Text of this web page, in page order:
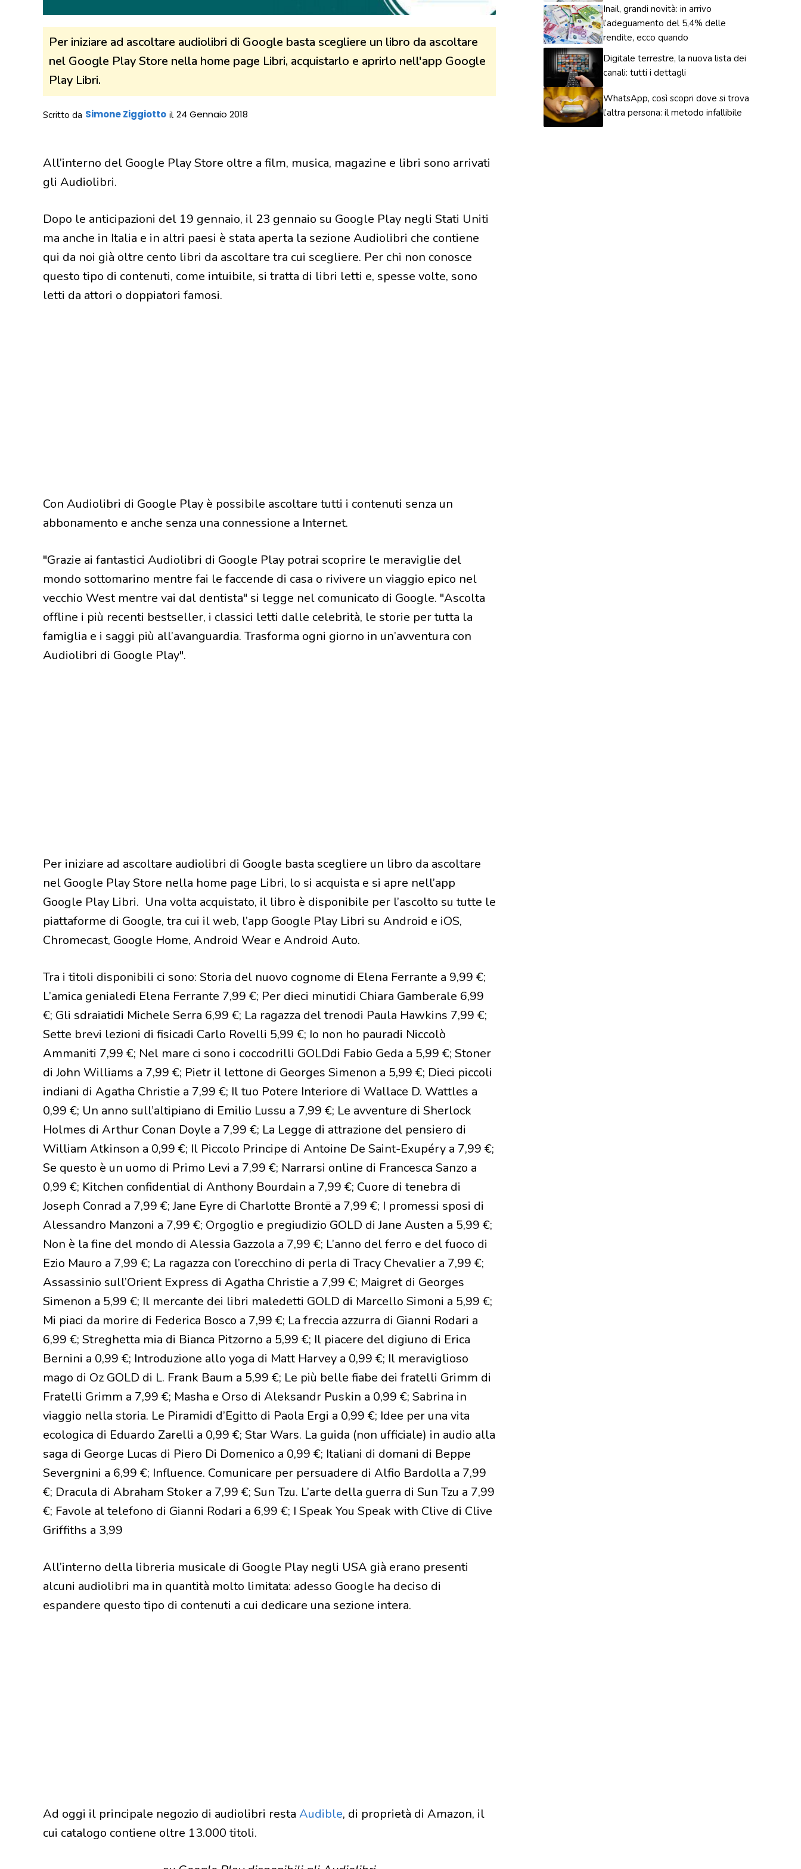
Per iniziare ad ascoltare audiolibri di Google basta scegliere un libro da ascoltare
nel Google Play Store nella home page Libri, acquistarlo e aprirlo nell'app Google
Play Libri.
Scritto da Simone Ziggiotto il 24 Gennaio 2018
All’interno del Google Play Store oltre a film, musica, magazine e libri sono arrivati
gli Audiolibri.
Dopo le anticipazioni del 19 gennaio, il 23 gennaio su Google Play negli Stati Uniti
ma anche in Italia e in altri paesi è stata aperta la sezione Audiolibri che contiene
qui da noi già oltre cento libri da ascoltare tra cui scegliere. Per chi non conosce
questo tipo di contenuti, come intuibile, si tratta di libri letti e, spesse volte, sono
letti da attori o doppiatori famosi.
Con Audiolibri di Google Play è possibile ascoltare tutti i contenuti senza un
abbonamento e anche senza una connessione a Internet.
"Grazie ai fantastici Audiolibri di Google Play potrai scoprire le meraviglie del
mondo sottomarino mentre fai le faccende di casa o rivivere un viaggio epico nel
vecchio West mentre vai dal dentista" si legge nel comunicato di Google. "Ascolta
offline i più recenti bestseller, i classici letti dalle celebrità, le storie per tutta la
famiglia e i saggi più all’avanguardia. Trasforma ogni giorno in un’avventura con
Audiolibri di Google Play".
Per iniziare ad ascoltare audiolibri di Google basta scegliere un libro da ascoltare
nel Google Play Store nella home page Libri, lo si acquista e si apre nell’app
Google Play Libri. Una volta acquistato, il libro è disponibile per l’ascolto su tutte le
piattaforme di Google, tra cui il web, l’app Google Play Libri su Android e iOS,
Chromecast, Google Home, Android Wear e Android Auto.
Tra i titoli disponibili ci sono: Storia del nuovo cognome di Elena Ferrante a 9,99 €;
L’amica genialedi Elena Ferrante 7,99 €; Per dieci minutidi Chiara Gamberale 6,99
€; Gli sdraiatidi Michele Serra 6,99 €; La ragazza del trenodi Paula Hawkins 7,99 €;
Sette brevi lezioni di fisicadi Carlo Rovelli 5,99 €; Io non ho pauradi Niccolò
Ammaniti 7,99 €; Nel mare ci sono i coccodrilli GOLDdi Fabio Geda a 5,99 €; Stoner
di John Williams a 7,99 €; Pietr il lettone di Georges Simenon a 5,99 €; Dieci piccoli
indiani di Agatha Christie a 7,99 €; Il tuo Potere Interiore di Wallace D. Wattles a
0,99 €; Un anno sull’altipiano di Emilio Lussu a 7,99 €; Le avventure di Sherlock
Holmes di Arthur Conan Doyle a 7,99 €; La Legge di attrazione del pensiero di
William Atkinson a 0,99 €; Il Piccolo Principe di Antoine De Saint-Exupéry a 7,99 €;
Se questo è un uomo di Primo Levi a 7,99 €; Narrarsi online di Francesca Sanzo a
0,99 €; Kitchen confidential di Anthony Bourdain a 7,99 €; Cuore di tenebra di
Joseph Conrad a 7,99 €; Jane Eyre di Charlotte Brontë a 7,99 €; I promessi sposi di
Alessandro Manzoni a 7,99 €; Orgoglio e pregiudizio GOLD di Jane Austen a 5,99 €;
Non è la fine del mondo di Alessia Gazzola a 7,99 €; L’anno del ferro e del fuoco di
Ezio Mauro a 7,99 €; La ragazza con l’orecchino di perla di Tracy Chevalier a 7,99 €;
Assassinio sull’Orient Express di Agatha Christie a 7,99 €; Maigret di Georges
Simenon a 5,99 €; Il mercante dei libri maledetti GOLD di Marcello Simoni a 5,99 €;
Mi piaci da morire di Federica Bosco a 7,99 €; La freccia azzurra di Gianni Rodari a
6,99 €; Streghetta mia di Bianca Pitzorno a 5,99 €; Il piacere del digiuno di Erica
Bernini a 0,99 €; Introduzione allo yoga di Matt Harvey a 0,99 €; Il meraviglioso
mago di Oz GOLD di L. Frank Baum a 5,99 €; Le più belle fiabe dei fratelli Grimm di
Fratelli Grimm a 7,99 €; Masha e Orso di Aleksandr Puskin a 0,99 €; Sabrina in
viaggio nella storia. Le Piramidi d’Egitto di Paola Ergi a 0,99 €; Idee per una vita
ecologica di Eduardo Zarelli a 0,99 €; Star Wars. La guida (non ufficiale) in audio alla
saga di George Lucas di Piero Di Domenico a 0,99 €; Italiani di domani di Beppe
Severgnini a 6,99 €; Influence. Comunicare per persuadere di Alfio Bardolla a 7,99
€; Dracula di Abraham Stoker a 7,99 €; Sun Tzu. L’arte della guerra di Sun Tzu a 7,99
€; Favole al telefono di Gianni Rodari a 6,99 €; I Speak You Speak with Clive di Clive
Griffiths a 3,99
All’interno della libreria musicale di Google Play negli USA già erano presenti
alcuni audiolibri ma in quantità molto limitata: adesso Google ha deciso di
espandere questo tipo di contenuti a cui dedicare una sezione intera.
Ad oggi il principale negozio di audiolibri resta Audible, di proprietà di Amazon, il
cui catalogo contiene oltre 13.000 titoli.
Inail, grandi novità: in arrivo
l’adeguamento del 5,4% delle
rendite, ecco quando
Digitale terrestre, la nuova lista dei
canali: tutti i dettagli
WhatsApp, così scopri dove si trova
l’altra persona: il metodo infallibile